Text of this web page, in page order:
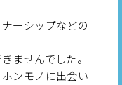
ーシップなどの
ませんでした。
ンモノに出会い